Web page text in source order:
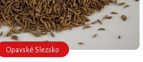
Opavské Slezsko